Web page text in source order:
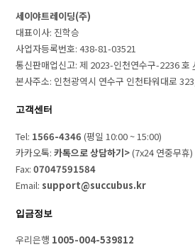
세이야트레이딩(주)
대표이사: 진학승
사업자등록번호: 438-81-03521
통신판매업신고: 제 2023-인천연수구-2236 호
본사주소: 인천광역시 연수구 인천타워대로
고객센터
Tel: 1566-4346 (평일 10:00 ~ 15:00)
카카오톡:카톡으로 상담하기>(7x24 연중무휴)
Fax:07047591584
Email:support@succubus.kr
입금정보
우리은행 1005-004-539812